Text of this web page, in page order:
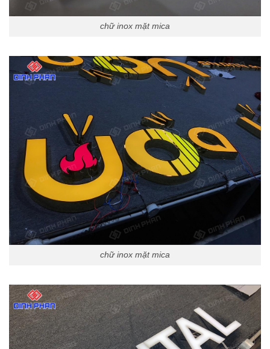
chữ inox mặt mica
chữ inox mặt mica